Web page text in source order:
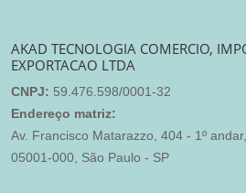
AKAD TECNOLOGIA COMERCIO,
EXPORTACAO LTDA
CNPJ: 59.476.598/0001-32
Endereço matriz:
Av. Francisco Matarazzo, 404 - 1º
05001-000, São Paulo - SP